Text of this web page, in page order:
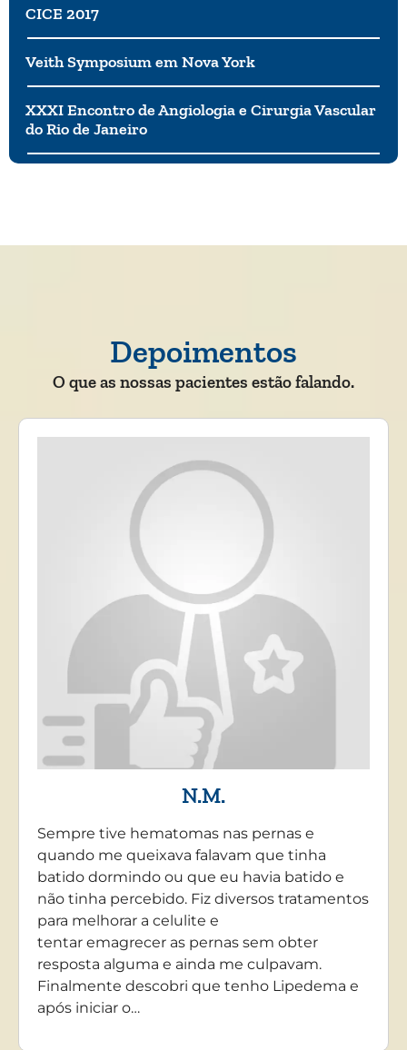
CICE 2017
Veith Symposium em Nova York
XXXI Encontro de Angiologia e Cirurgia Vascular
do Rio de Janeiro
Depoimentos
O que as nossas pacientes estão falando.
N.M.
Sempre tive hematomas nas pernas e
quando me queixava falavam que tinha
batido dormindo ou que eu havia batido e
não tinha percebido. Fiz diversos tratamentos
para melhorar a celulite e
tentar emagrecer as pernas sem obter
resposta alguma e ainda me culpavam.
Finalmente descobri que tenho Lipedema e
após iniciar o…